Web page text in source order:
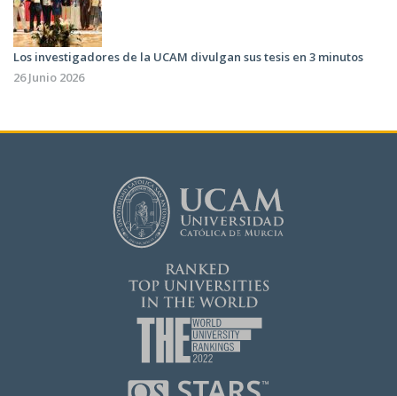
Los investigadores de la UCAM divulgan sus tesis en 3 minutos
26 Junio 2026